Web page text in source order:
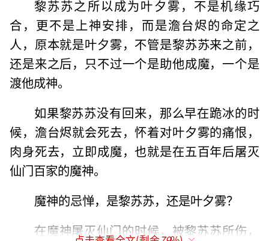
黎苏苏之所以成为叶夕雾，不是机缘巧
合，更不是上神安排，而是澹台烬的命定之
人，原本就是叶夕雾，不管是黎苏苏来之前，
还是来之后，只不过一个是助他成魔，一个是
渡他成神。
如果黎苏苏没有回来，那么早在跪冰的时
候，澹台烬就会死去，怀着对叶夕雾的痛恨，
肉身死去，立即成魔，也就是在五百年后屠灭
仙门百家的魔神。
魔神的忌惮，是黎苏苏，还是叶夕雾？
在魔神屠灭仙门的时候，被黎苏苏所伤，